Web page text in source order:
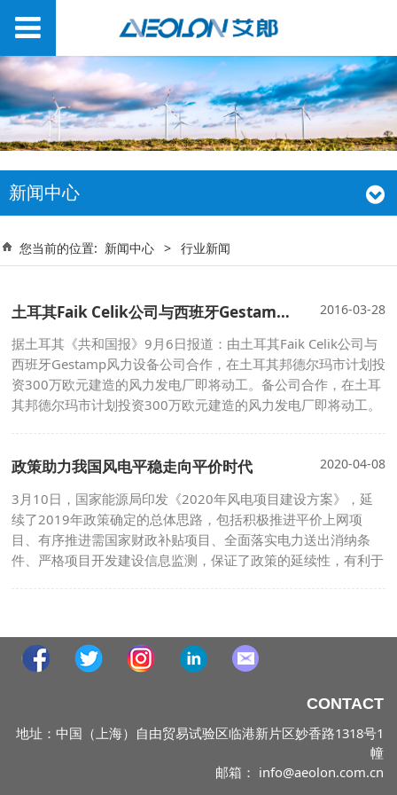
新闻中心
您当前的位置: 新闻中心 > 行业新闻
土耳其Faik Celik公司与西班牙Gestamp风力备公司合作风力发电厂即将动工 2016-03-28
据土耳其《共和国报》9月6日报道：由土耳其Faik Celik公司与
西班牙Gestamp风力设备公司合作，在土耳其邦德尔玛市计划投
资300万欧元建造的风力发电厂即将动工。备公司合作，在土耳
其邦德尔玛市计划投资300万欧元建造的风力发电厂即将动工。
政策助力我国风电平稳走向平价时代 2020-04-08
3月10日，国家能源局印发《2020年风电项目建设方案》，延
续了2019年政策确定的总体思路，包括积极推进平价上网项
目、有序推进需国家财政补贴项目、全面落实电力送出消纳条
件、严格项目开发建设信息监测，保证了政策的延续性，有利于
CONTACT
地址：中国（上海）自由贸易试验区临港新片区妙香路1318号1
幢
邮箱： info@aeolon.com.cn